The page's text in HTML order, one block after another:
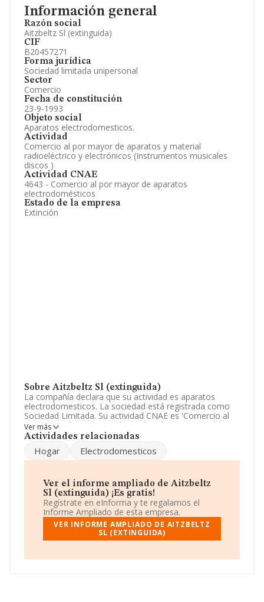
Información general
Razón social
Aitzbeltz Sl (extinguida)
CIF
B20457271
Forma jurídica
Sociedad limitada unipersonal
Sector
Comercio
Fecha de constitución
23-9-1993
Objeto social
Aparatos electrodomesticos.
Actividad
Comercio al por mayor de aparatos y material
radioeléctrico y electrónicos (Instrumentos musicales
discos )
Actividad CNAE
4643 - Comercio al por mayor de aparatos
electrodomésticos
Estado de la empresa
Extinción
Sobre Aitzbeltz Sl (extinguida)
La compañía declara que su actividad es aparatos
electrodomesticos. La sociedad está registrada como
Sociedad Limitada. Su actividad CNAE es 'Comercio al
por mayor de aparatos electrodomésticos' con código
4643. La compañía no tiene actividad en mercados
Ha contado con el mismo número de empleados y
número de empleados de la compañía ha estado por
debajo de la media de sector.
La empresaAitzbeltz S.L (extinguida)
de identificación fiscal B20457271, está situada en Calle
Arteta Kalea núm. 1 Bj, (20140), en el municipio de
Andoain, en Guipúzcoa, País Vasco.
En base a la información de la que dispone INFORMA
Ver más
Actividades relacionadas
Hogar Electrodomesticos
Ver el informe ampliado de Aitzbeltz
Sl (extinguida) ¡Es gratis!
Regístrate en eInforma y te regalamos el
Informe Ampliado de esta empresa.
VER INFORME AMPLIADO DE AITZBELTZ
SL (EXTINGUIDA)
Información oficial y registral complementaria.